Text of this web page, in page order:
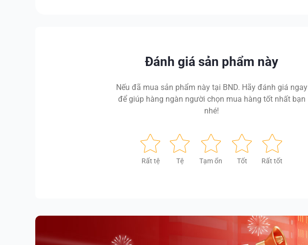
Đánh giá sản phẩm này
Nếu đã mua sản phẩm này tại BND. Hãy đánh giá ngay
để giúp hàng ngàn người chọn mua hàng tốt nhất bạn
nhé!
Rất tệ Tệ Tạm ổn Tốt Rất tốt